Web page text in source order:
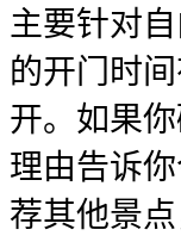
主要针对
的开门时
开。如果
理由告诉
荐其他景